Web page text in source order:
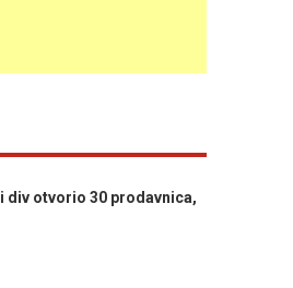
div otvorio 30 prodavnica,